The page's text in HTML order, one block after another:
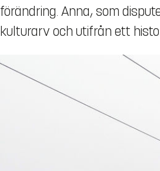
förändring. Anna, som
kulturarv och utifrån ett